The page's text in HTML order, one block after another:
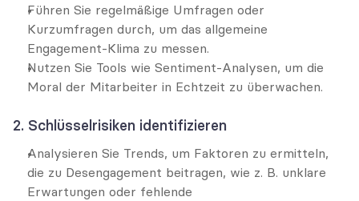
Führen Sie regelmäßige Umfragen oder
Kurzumfragen durch, um das allgemeine
Engagement-Klima zu messen.
Nutzen Sie Tools wie Sentiment-Analysen, um die
Moral der Mitarbeiter in Echtzeit zu überwachen.
2. Schlüsselrisiken identifizieren
Analysieren Sie Trends, um Faktoren zu ermitteln,
die zu Desengagement beitragen, wie z. B. unklare
Erwartungen oder fehlende